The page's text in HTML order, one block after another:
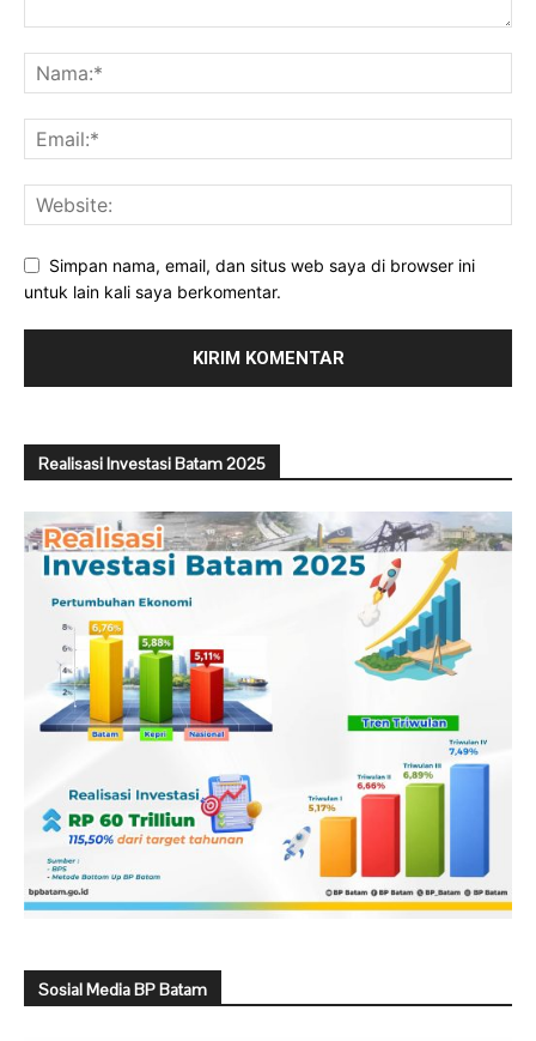
Simpan nama, email, dan situs web saya di browser ini
untuk lain kali saya berkomentar.
Realisasi Investasi Batam 2025
Sosial Media BP Batam